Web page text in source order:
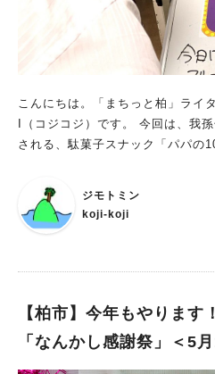
こんにちは。「まちっと柏」ライ
I（コジコジ）です。 今回は、我孫子市のけやきプラザにて開催
される、駄菓子スナック「パパの
ジモトミン
koji-koji
【柏市】今年もやります
「なんかし感謝祭」＜5